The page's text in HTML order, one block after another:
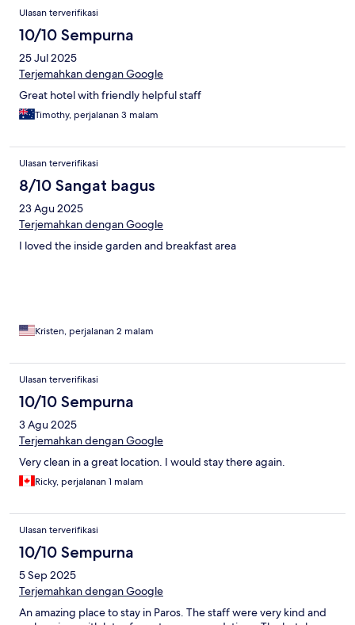
Ulasan terverifikasi
10/10 Sempurna
25 Jul 2025
Terjemahkan dengan Google
Great hotel with friendly helpful staff
Timothy, perjalanan 3 malam
Ulasan terverifikasi
8/10 Sangat bagus
23 Agu 2025
Terjemahkan dengan Google
I loved the inside garden and breakfast area
Kristen, perjalanan 2 malam
Ulasan terverifikasi
10/10 Sempurna
3 Agu 2025
Terjemahkan dengan Google
Very clean in a great location. I would stay there again.
Ricky, perjalanan 1 malam
Ulasan terverifikasi
10/10 Sempurna
5 Sep 2025
Terjemahkan dengan Google
An amazing place to stay in Paros. The staff were very kind and